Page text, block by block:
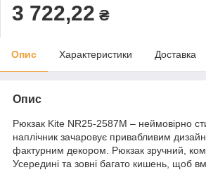
3 722,22 ₴
Опис Характеристики Доставка
Опис
Рюкзак Kite NR25-2587M – неймовірно
наплічник зачаровує привабливим
фактурним декором. Рюкзак зручний,
Усередині та зовні багато кишень, щоб